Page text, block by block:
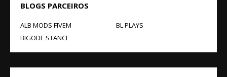
BLOGS PARCEIROS
ALB MODS FIVEM
BL PLAYS
BIGODE STANCE